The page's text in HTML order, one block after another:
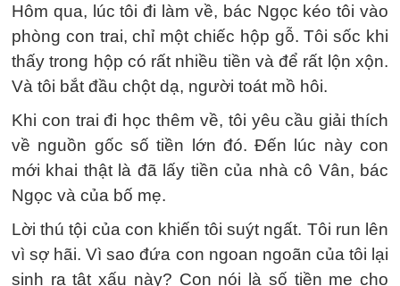
Hôm qua, lúc tôi đi làm về, bác Ngọc kéo tôi vào
phòng con trai, chỉ một chiếc hộp gỗ. Tôi sốc khi
thấy trong hộp có rất nhiều tiền và để rất lộn xộn.
Và tôi bắt đầu chột dạ, người toát mồ hôi.
Khi con trai đi học thêm về, tôi yêu cầu giải thích
về nguồn gốc số tiền lớn đó. Đến lúc này con
mới khai thật là đã lấy tiền của nhà cô Vân, bác
Ngọc và của bố mẹ.
Lời thú tội của con khiến tôi suýt ngất. Tôi run lên
vì sợ hãi. Vì sao đứa con ngoan ngoãn của tôi lại
sinh ra tật xấu này? Con nói là số tiền mẹ cho